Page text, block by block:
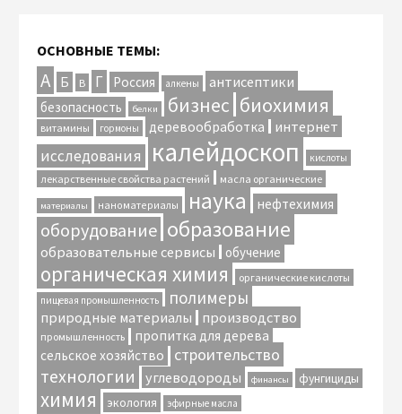
ОСНОВНЫЕ ТЕМЫ:
А Б В Г Россия алкены антисептики
безопасность белки бизнес биохимия
витамины гормоны деревообработка интернет
исследования калейдоскоп кислоты
лекарственные свойства растений масла органические
материалы наноматериалы наука нефтехимия
оборудование образование
образовательные сервисы обучение
органическая химия органические кислоты
пищевая промышленность полимеры
природные материалы производство
промышленность
пропитка для дерева
сельское хозяйство
строительство
технологии углеводороды финансы фунгициды
химия экология эфирные масла